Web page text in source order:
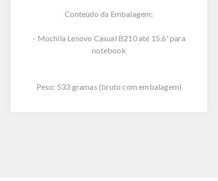
Conteúdo da Embalagem:
- Mochila Lenovo Casual B210 até 15.6' para
notebook
Peso: 533 gramas (bruto com embalagem)